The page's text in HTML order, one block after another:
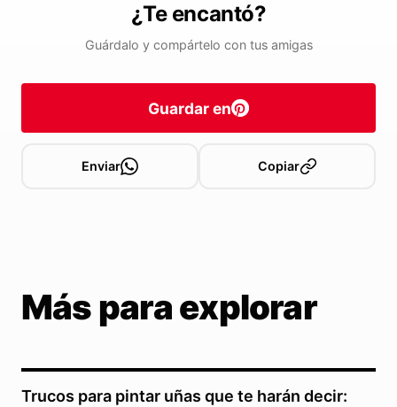
¿Te encantó?
Guárdalo y compártelo con tus amigas
Guardar en
Enviar Copiar
Más para explorar
Trucos para pintar uñas que te harán decir: